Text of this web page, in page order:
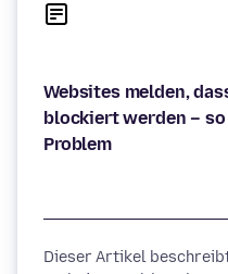
Websites melden,
blockiert werden – so
Problem
Dieser Artikel